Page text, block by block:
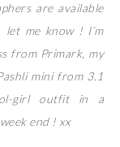
are available
me know ! I’m
from Primark, my
mini from 3.1
girl outfit in a
end ! xx